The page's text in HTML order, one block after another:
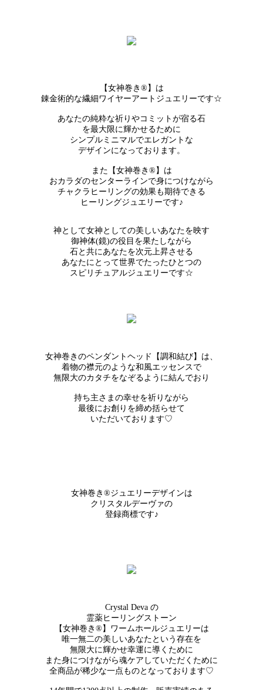
【女神巻き®】は
錬金術的な繊細ワイヤーアートジュエリーです☆
あなたの純粋な祈りやコミットが宿る石
を最大限に輝かせるために
シンプルミニマルでエレガントな
デザインになっております。
また【女神巻き®】は
おカラダのセンターラインで身につけながら
チャクラヒーリングの効果も期待できる
ヒーリングジュエリーです♪
神として女神としての美しいあなたを映す
御神体(鏡)の役目を果たしながら
石と共にあなたを次元上昇させる
あなたにとって世界でたったひとつの
スピリチュアルジュエリーです☆
女神巻きのペンダントヘッド【調和結び】は、
着物の襟元のような和風エッセンスで
無限大のカタチをなぞるように結んでおり
持ち主さまの幸せを祈りながら
最後にお創りを締め括らせて
いただいております♡
女神巻き®ジュエリーデザインは
クリスタルデーヴァの
登録商標です♪
Crystal Deva の
霊薬ヒーリングストーン
【女神巻き®】ワームホールジュエリーは
唯一無二の美しいあなたという存在を
無限大に輝かせ幸運に導くために
また身につけながら魂ケアしていただくために
全商品が稀少な一点ものとなっております♡